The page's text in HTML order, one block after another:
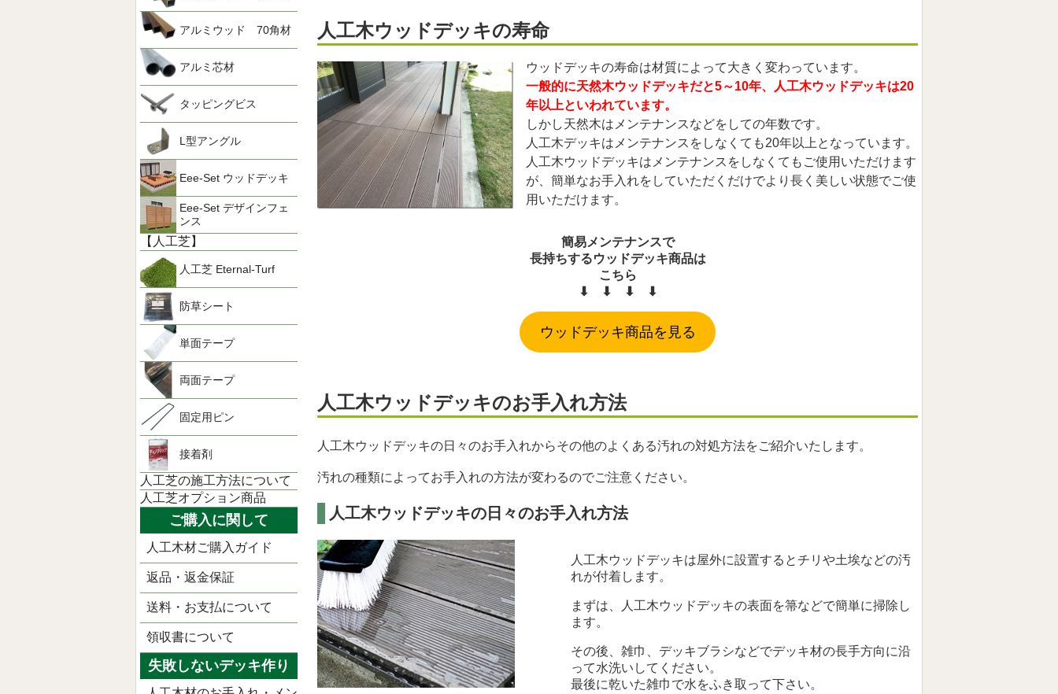
人工木ウッドデッキの寿命
ウッドデッキの寿命は材質によって大きく変わっています。
一般的に天然木ウッドデッキだと5～10年、人工木ウッドデッキは20
年以上といわれています。
しかし天然木はメンテナンスなどをしての年数です。
人工木デッキはメンテナンスをしなくても20年以上となっています。
人工木ウッドデッキはメンテナンスをしなくてもご使用いただけます
が、簡単なお手入れをしていただくだけでより長く美しい状態でご使
用いただけます。
簡易メンテナンスで
長持ちするウッドデッキ商品は
こちら
⬇︎ ⬇︎ ⬇︎ ⬇︎
ウッドデッキ商品を見る
人工木ウッドデッキのお手入れ方法
人工木ウッドデッキの日々のお手入れからその他のよくある汚れの対処方法をご紹介いたします。
汚れの種類によってお手入れの方法が変わるのでご注意ください。
人工木ウッドデッキの日々のお手入れ方法
人工木ウッドデッキは屋外に設置するとチリや土埃などの汚
れが付着します。
まずは、人工木ウッドデッキの表面を箒などで簡単に掃除し
ます。
その後、雑巾、デッキブラシなどでデッキ材の長手方向に沿
って水洗いしてください。
最後に乾いた雑巾で水をふき取って下さい。
アルミウッド 70角材
アルミ芯材
タッピングビス
L型アングル
Eee-Set ウッドデッキ
Eee-Set デザインフェ
ンス
【人工芝】
人工芝 Eternal-Turf
防草シート
単面テープ
両面テープ
固定用ピン
接着剤
人工芝の施工方法について
人工芝オプション商品
ご購入に関して
人工木材ご購入ガイド
返品・返金保証
送料・お支払について
領収書について
失敗しないデッキ作り